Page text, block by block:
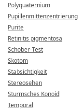
Polyquaternium
Pupillenmittenzentrierung
Purite
Retinitis pigmentosa
Schober-Test
Skotom
Stabsichtigkeit
Stereosehen
Sturmsches Konoid
Temporal